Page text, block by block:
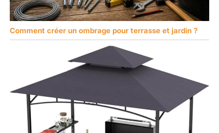
Comment créer un ombrage pour terrasse et jardin ?